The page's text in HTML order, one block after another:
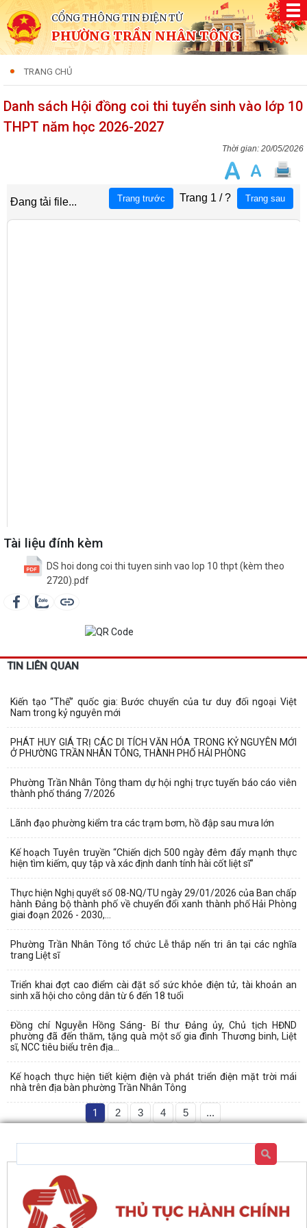
CỔNG THÔNG TIN ĐIỆN TỬ
PHƯỜNG TRẦN NHÂN TÔNG
TRANG CHỦ
Danh sách Hội đồng coi thi tuyển sinh vào lớp 10
THPT năm học 2026-2027
20/05/2026
Tài liệu đính kèm
DS hoi dong coi thi tuyen sinh vao lop 10 thpt (kèm theo
2720).pdf
TIN LIÊN QUAN
Kiến tạo “Thế” quốc gia: Bước chuyển của tư duy đối ngoại Việt
Nam trong kỷ nguyên mới
PHÁT HUY GIÁ TRỊ CÁC DI TÍCH VĂN HÓA TRONG KỶ NGUYÊN MỚI
Ở PHƯỜNG TRẦN NHÂN TÔNG, THÀNH PHỐ HẢI PHÒNG
Phường Trần Nhân Tông tham dự hội nghị trực tuyến báo cáo viên
thành phố tháng 7/2026
Lãnh đạo phường kiểm tra các trạm bơm, hồ đập sau mưa lớn
Kế hoạch Tuyên truyền “Chiến dịch 500 ngày đêm đẩy mạnh thực
hiện tìm kiếm, quy tập và xác định danh tính hài cốt liệt sĩ”
Thực hiện Nghị quyết số 08-NQ/TU ngày 29/01/2026 của Ban chấp
hành Đảng bộ thành phố về chuyển đổi xanh thành phố Hải Phòng
giai đoạn 2026 - 2030,...
Phường Trần Nhân Tông tổ chức Lễ thắp nến tri ân tại các nghĩa
trang Liệt sĩ
Triển khai đợt cao điểm cài đặt sổ sức khỏe điện tử, tài khoản an
sinh xã hội cho công dân từ 6 đến 18 tuổi
Đồng chí Nguyễn Hồng Sáng- Bí thư Đảng ủy, Chủ tịch HĐND
phường đã đến thăm, tặng quà một số gia đình Thương binh, Liệt
sĩ, NCC tiêu biểu trên địa...
Kế hoạch thực hiện tiết kiệm điện và phát triển điện mặt trời mái
nhà trên địa bàn phường Trần Nhân Tông
1 2 3 4 5 ...